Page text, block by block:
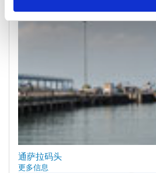
通萨拉码头
更多信息